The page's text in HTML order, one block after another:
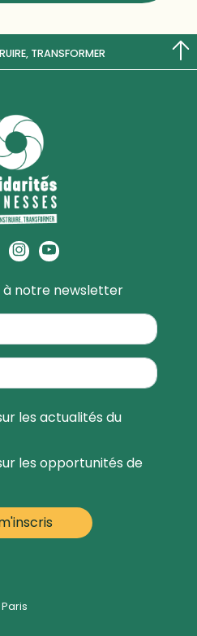
TRANSFORMER
à notre newsletter
les actualités du
les opportunités de